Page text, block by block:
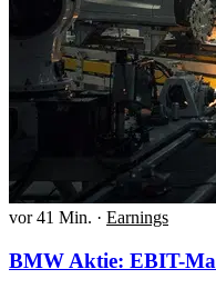
vor 41 Min. · Earnings
BMW Aktie: EBIT-